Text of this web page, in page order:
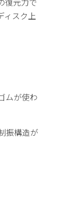
ィスク上
ムが使わ
振構造が